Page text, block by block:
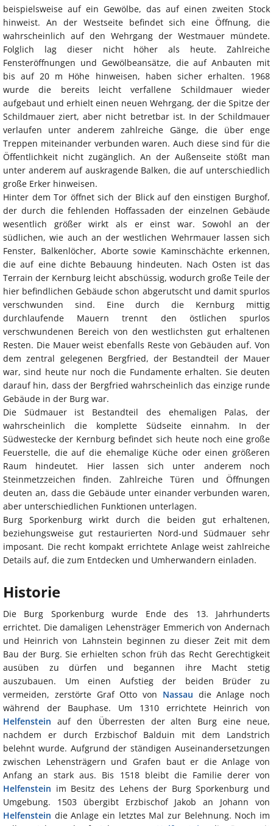
beispielsweise auf ein Gewölbe, das auf einen zweiten Stock
hinweist. An der Westseite befindet sich eine Öffnung, die
wahrscheinlich auf den Wehrgang der Westmauer mündete.
Folglich lag dieser nicht höher als heute. Zahlreiche
Fensteröffnungen und Gewölbeansätze, die auf Anbauten mit
bis auf 20 m Höhe hinweisen, haben sicher erhalten. 1968
wurde die bereits leicht verfallene Schildmauer wieder
aufgebaut und erhielt einen neuen Wehrgang, der die Spitze der
Schildmauer ziert, aber nicht betretbar ist. In der Schildmauer
verlaufen unter anderem zahlreiche Gänge, die über enge
Treppen miteinander verbunden waren. Auch diese sind für die
Öffentlichkeit nicht zugänglich. An der Außenseite stößt man
unter anderem auf auskragende Balken, die auf unterschiedlich
große Erker hinweisen.
Hinter dem Tor öffnet sich der Blick auf den einstigen Burghof,
der durch die fehlenden Hoffassaden der einzelnen Gebäude
wesentlich größer wirkt als er einst war. Sowohl an der
südlichen, wie auch an der westlichen Wehrmauer lassen sich
Fenster, Balkenlöcher, Aborte sowie Kaminschächte erkennen,
die auf eine dichte Bebauung hindeuten. Nach Osten ist das
Terrain der Kernburg leicht abschüssig, wodurch große Teile der
hier befindlichen Gebäude schon abgerutscht und damit spurlos
verschwunden sind. Eine durch die Kernburg mittig
durchlaufende Mauern trennt den östlichen spurlos
verschwundenen Bereich von den westlichsten gut erhaltenen
Resten. Die Mauer weist ebenfalls Reste von Gebäuden auf. Von
dem zentral gelegenen Bergfried, der Bestandteil der Mauer
war, sind heute nur noch die Fundamente erhalten. Sie deuten
darauf hin, dass der Bergfried wahrscheinlich das einzige runde
Gebäude in der Burg war.
Die Südmauer ist Bestandteil des ehemaligen Palas, der
wahrscheinlich die komplette Südseite einnahm. In der
Südwestecke der Kernburg befindet sich heute noch eine große
Feuerstelle, die auf die ehemalige Küche oder einen größeren
Raum hindeutet. Hier lassen sich unter anderem noch
Steinmetzzeichen finden. Zahlreiche Türen und Öffnungen
deuten an, dass die Gebäude unter einander verbunden waren,
aber unterschiedlichen Funktionen unterlagen.
Burg Sporkenburg wirkt durch die beiden gut erhaltenen,
beziehungsweise gut restaurierten Nord-und Südmauer sehr
imposant. Die recht kompakt errichtete Anlage weist zahlreiche
Details auf, die zum Entdecken und Umherwandern einladen.
Historie
Die Burg Sporkenburg wurde Ende des 13. Jahrhunderts
errichtet. Die damaligen Lehensträger Emmerich von Andernach
und Heinrich von Lahnstein beginnen zu dieser Zeit mit dem
Bau der Burg. Sie erhielten schon früh das Recht Gerechtigkeit
ausüben zu dürfen und begannen ihre Macht stetig
auszubauen. Um einen Aufstieg der beiden Brüder zu
vermeiden, zerstörte Graf Otto von Nassau die Anlage noch
während der Bauphase. Um 1310 errichtete Heinrich von
Helfenstein auf den Überresten der alten Burg eine neue,
nachdem er durch Erzbischof Balduin mit dem Landstrich
belehnt wurde. Aufgrund der ständigen Auseinandersetzungen
zwischen Lehensträgern und Grafen baut er die Anlage von
Anfang an stark aus. Bis 1518 bleibt die Familie derer von
Helfenstein im Besitz des Lehens der Burg Sporkenburg und
Umgebung. 1503 übergibt Erzbischof Jakob an Johann von
Helfenstein die Anlage ein letztes Mal zur Belehnung. Noch im